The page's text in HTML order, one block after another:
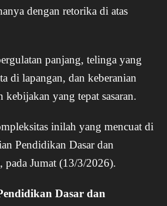
dengan retorika di atas
panjang, telinga yang
di lapangan, dan keberanian
yang tepat sasaran.
inilah yang mencuat di
Pendidikan Dasar dan
pada Jumat (13/3/2026).
Dasar dan